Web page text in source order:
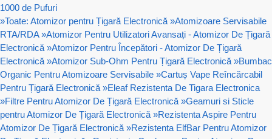
1000 de Pufuri
»Toate: Atomizor pentru Țigară Electronică »Atomizoare Servisabile
RTA/RDA »Atomizor Pentru Utilizatori Avansați - Atomizor De Țigară
Electronică »Atomizor Pentru Începători - Atomizor De Țigară
Electronică »Atomizor Sub-Ohm Pentru Țigară Electronică »Bumbac
Organic Pentru Atomizoare Servisabile »Cartuș Vape Reîncărcabil
Pentru Țigară Electronică »Eleaf Rezistenta De Tigara Electronica
»Filtre Pentru Atomizor De Țigară Electronică »Geamuri si Sticle
pentru Atomizor De Țigară Electronică »Rezistenta Aspire Pentru
Atomizor De Țigară Electronică »Rezistenta ElfBar Pentru Atomizor